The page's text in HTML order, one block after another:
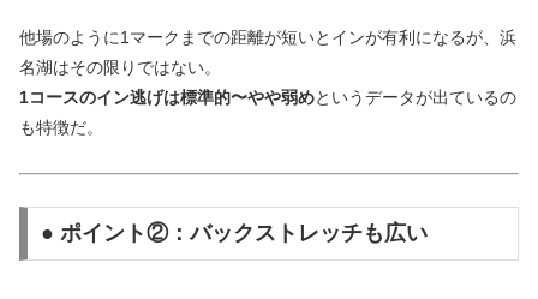
他場のように1マークまでの距離が短いとインが有利になるが、浜
名湖はその限りではない。
1コースのイン逃げは標準的〜やや弱めというデータが出ているの
も特徴だ。
● ポイント②：バックストレッチも広い